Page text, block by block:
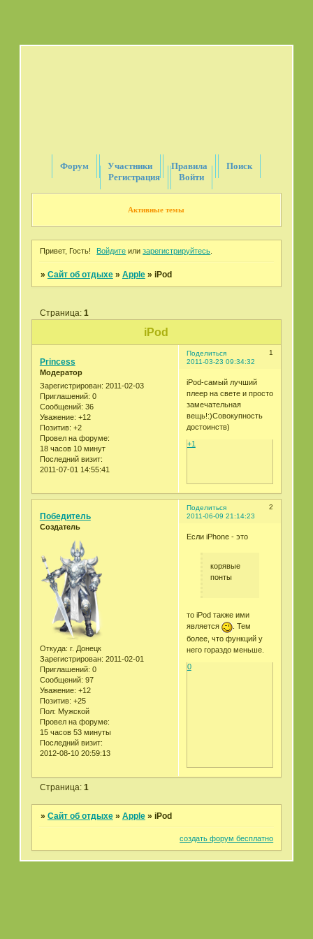
Форум Участники Правила
Поиск
Регистрация
Войти
Активные темы
Привет, Гость! Войдите илизарегистрируйтесь
» Сайт об отдыхе » Apple » iPod
iPod
Страница: 1
Поделиться
1
2011-03-23 09:34:32
Princess
Модератор
Зарегистрирован: 2011-02-03
Приглашений: 0
Сообщений: 36
Уважение: +12
Позитив: +2
Провел на форуме:
18 часов 10 минут
Последний визит:
2011-07-01 14:55:41
iPod-самый лучший
плеер на свете и просто
замечательная
вещь!:)Совокупность
достоинств)
+1
Поделиться
2
2011-06-09 21:14:23
Победитель
Создатель
Откуда: г. Донецк
Зарегистрирован: 2011-02-01
Приглашений: 0
Сообщений: 97
Уважение: +12
Позитив: +25
Пол: Мужской
Провел на форуме:
15 часов 53 минуты
Последний визит:
2012-08-10 20:59:13
Если iPhone - это
корявые
понты
то iPod также ими
является
. Тем
более, что функций у
него гораздо меньше.
0
Страница: 1
» Сайт об отдыхе » Apple » iPod
создать форум бесплатно